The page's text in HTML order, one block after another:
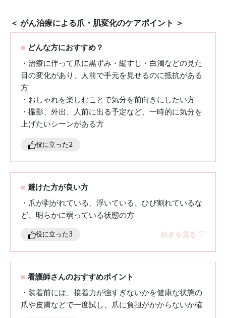
＜ がん治療による爪・肌変化のケアポイント ＞
■ どんな方におすすめ？
・治療に伴って爪に黒ずみ・縦すじ・白濁などの見た
目の変化があり、人前で手元を見せるのに抵抗がある
方
・おしゃれを楽しむことで気分を前向きにしたい方
・撮影、外出、人前に出る予定など、一時的に気分を
上げたいシーンがある方
役に立った2
■ 避けた方が良い方
・爪が剥がれている、浮いている、ひび割れているな
ど、明らかに弱っている状態の方
症（爪囲炎など）が見られる方
・免疫が低下している治療期間中で、感染リスクが高
いと判断される方
・衛生管理が難しい状況で、長時間または連日装着を
前提としている方
役に立った3 続きを見る ▽
■ 看護師さんのおすすめポイント
・装着前には、接着力が強すぎないかを健康な状態の
爪や皮膚などで一度試し、爪に負担がかからないか確